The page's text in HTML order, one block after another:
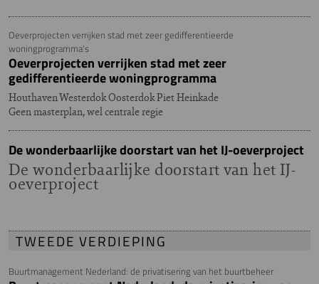
Oeverprojecten verrijken stad met zeer gedifferentieerde
woningprogramma's
Oeverprojecten verrijken stad met zeer
gedifferentieerde woningprogramma
Houthaven Westerdok Oosterdok Piet Heinkade
Geen masterplan, wel centrale regie
De wonderbaarlijke doorstart van het IJ-oeverproject
De wonderbaarlijke doorstart van het IJ-
oeverproject
TWEEDE VERDIEPING
Buurtmanagement Nederland: de privatisering van het buurtbeheer